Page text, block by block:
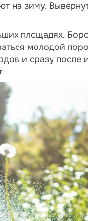
на зиму.
площадях.
молодой
и сразу после